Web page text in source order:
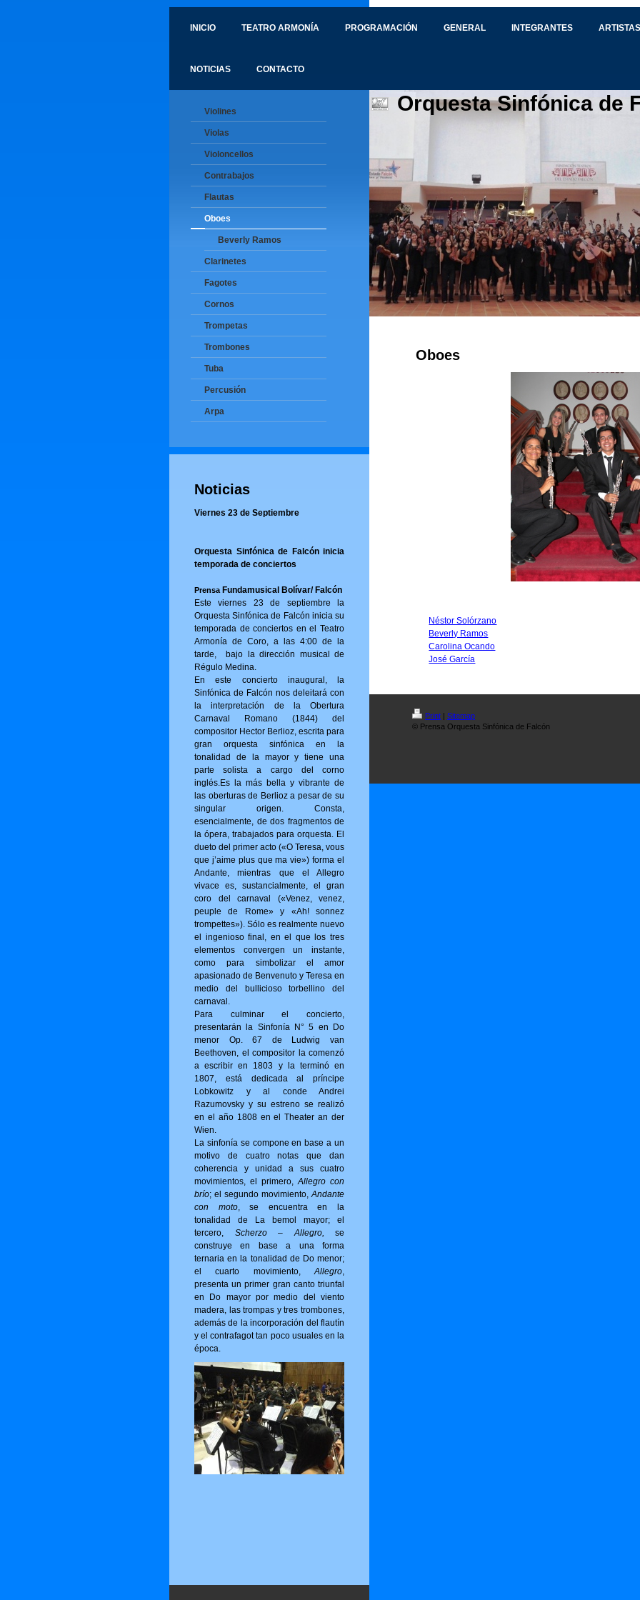
INICIO TEATRO ARMONÍA PROGRAMACIÓN GENERAL INTEGRANTES
NOTICIAS CONTACTO
Violines
Violas
Violoncellos
Contrabajos
Flautas
Oboes
Beverly Ramos
Clarinetes
Fagotes
Cornos
Trompetas
Trombones
Tuba
Percusión
Arpa
Noticias
Viernes 23 de Septiembre
Orquesta Sinfónica de Falcón inicia
temporada de conciertos
PrensaFundamusical Bolívar/ Falcón
Este viernes 23 de septiembre la
Orquesta Sinfónica de Falcón inicia su
temporada de conciertos en el Teatro
Armonía de Coro, a las 4:00 de la
tarde, bajo la dirección musical de
Régulo Medina.
En este concierto inaugural, la
Sinfónica de Falcón nos deleitará con
la interpretación de la Obertura
Carnaval Romano (1844) del
compositor Hector Berlioz, escrita para
gran orquesta sinfónica en la
tonalidad de la mayor y tiene una
parte solista a cargo del corno
inglés.Es la más bella y vibrante de
las oberturas de Berlioz a pesar de su
singular origen. Consta,
esencialmente, de dos fragmentos de
la ópera, trabajados para orquesta. El
dueto del primer acto («O Tere­sa, vous
que j’aime plus que ma vie») for­ma el
Andante, mientras que el Allegro
vivace es, sustancialmente, el gran
coro del carnaval («Venez, venez,
peuple de Rome» y «Ah! sonnez
trompettes»). Sólo es realmente nuevo
el ingenioso final, en el que los tres
elementos convergen un instante,
como para simbolizar el amor
apasionado de Benvenuto y Teresa en
medio del bullicioso torbellino del
carnaval.
Para culminar el concierto,
presentarán la Sinfonía N° 5 en Do
menor Op. 67 de Ludwig van
Beethoven, el compositor la comenzó
a escribir en 1803 y la terminó en
1807, está dedicada al príncipe
Lobkowitz y al conde Andrei
Razumovsky y su estreno se realizó
en el año 1808 en el Theater an der
Wien.
La sinfonía se compone en base a un
motivo de cuatro notas que dan
coherencia y unidad a sus cuatro
movimientos, el primero,Allegro con
brío; el segundo movimiento,Andante
con moto, se encuentra en la
tonalidad de La bemol mayor; el
tercero, Scherzo – Allegro, se
construye en base a una forma
ternaria en la tonalidad de Do menor;
el cuarto movimiento,Allegro,
presenta un primer gran canto triunfal
en Do mayor por medio del viento
madera, las trompas y tres trombones,
además de la incorporación del flautín
y el contrafagot tan poco usuales en la
época.
Orquesta Sinfónica de
Oboes
Néstor Solórzano
Beverly Ramos
Carolina Ocando
José García
Print | Sitemap
© Prensa Orquesta Sinfónica de Falcón